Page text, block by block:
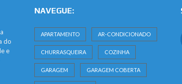
do
e
NAVEGUE:
APARTAMENTO AR-CONDICIONADO
CHURRASQUEIRA COZINHA
GARAGEM GARAGEM COBERTA